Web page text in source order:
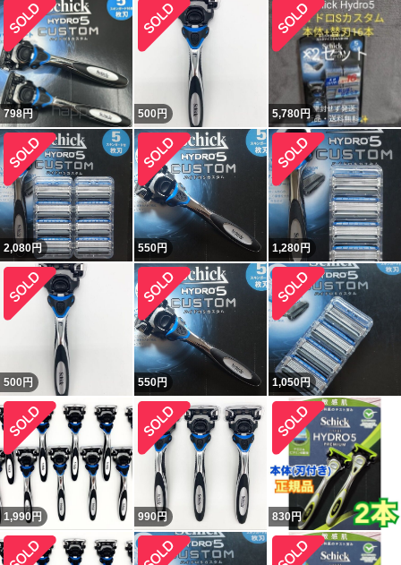
798円 500円 5,780円
2,080円 550円 1,280円
500円 550円 1,050円
1,990円 990円 830円